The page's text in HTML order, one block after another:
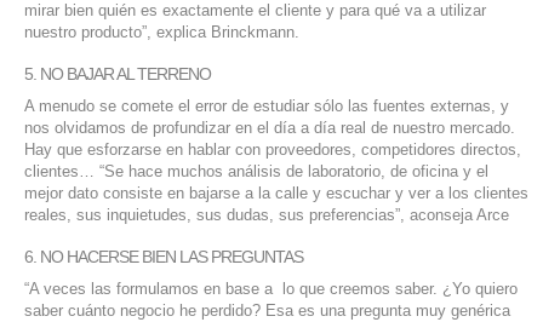
CONTACTO
mirar bien quién es exactamente el cliente y para qué va a utilizar
nuestro producto”, explica Brinckmann.
5. NO BAJAR AL TERRENO
A menudo se comete el error de estudiar sólo las fuentes externas, y
nos olvidamos de profundizar en el día a día real de nuestro mercado.
Hay que esforzarse en hablar con proveedores, competidores directos,
clientes… “Se hace muchos análisis de laboratorio, de oficina y el
mejor dato consiste en bajarse a la calle y escuchar y ver a los clientes
reales, sus inquietudes, sus dudas, sus preferencias”, aconseja Arce
6. NO HACERSE BIEN LAS PREGUNTAS
“A veces las formulamos en base a lo que creemos saber. ¿Yo quiero
saber cuánto negocio he perdido? Esa es una pregunta muy genérica